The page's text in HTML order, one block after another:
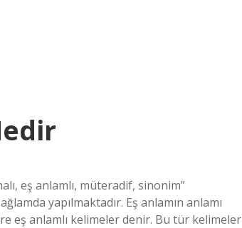
eş anlamlı, müteradif, sinonim”
yapılmaktadır. Eş anlamın anlamı
eş anlamlı kelimeler denir. Bu tür kelimeler